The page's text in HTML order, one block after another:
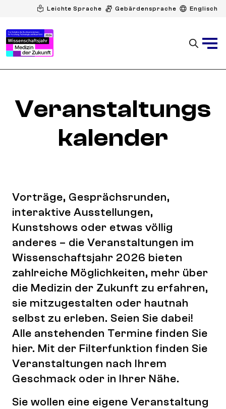
Leichte Sprache Gebärdensprache Englisch
Veranstaltungs
kalender
Vorträge, Gesprächsrunden,
interaktive Ausstellungen,
Kunstshows oder etwas völlig
anderes – die Veranstaltungen im
Wissenschaftsjahr 2026 bieten
zahlreiche Möglichkeiten, mehr über
die Medizin der Zukunft zu erfahren,
sie mitzugestalten oder hautnah
selbst zu erleben. Seien Sie dabei!
Alle anstehenden Termine finden Sie
hier. Mit der Filterfunktion finden Sie
Veranstaltungen nach Ihrem
Geschmack oder in Ihrer Nähe.
Sie wollen eine eigene Veranstaltung